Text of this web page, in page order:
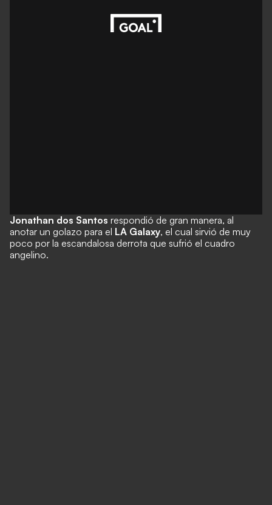
Jonathan dos Santos respondió de gran manera, al
anotar un golazo para el LA Galaxy, el cual sirvió de muy
poco por la escandalosa derrota que sufrió el cuadro
angelino.